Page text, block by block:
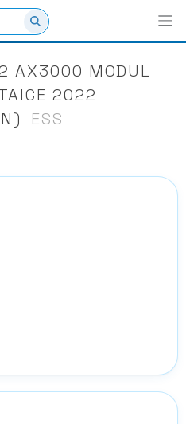
AX3000 MODUL
2022
ESS